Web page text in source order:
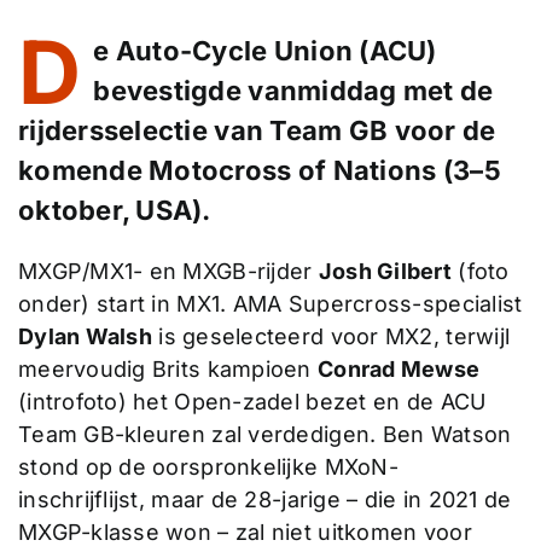
D e Auto-Cycle Union (ACU)
bevestigde vanmiddag met de
rijdersselectie van Team GB voor de
komende Motocross of Nations (3–5
oktober, USA).
MXGP/MX1- en MXGB-rijder Josh Gilbert (foto
onder) start in MX1. AMA Supercross-specialist
Dylan Walsh is geselecteerd voor MX2, terwijl
meervoudig Brits kampioenConrad Mewse
(introfoto) het Open-zadel bezet en de ACU
Team GB-kleuren zal verdedigen. Ben Watson
stond op de oorspronkelijke MXoN-
inschrijflijst, maar de 28-jarige – die in 2021 de
MXGP-klasse won – zal niet uitkomen voor